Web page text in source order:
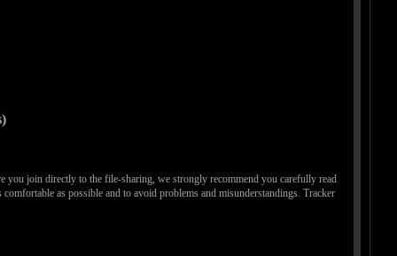
you join directly to the file-sharing, we strongly recommend you carefully read
as possible and to avoid problems and misunderstandings. Tracker